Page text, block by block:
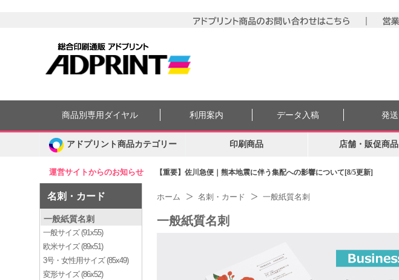
運営サイトからのお知らせ 【重要】佐川急便｜熊本地震に伴う集配への影響について[8/5更新]
商品別専用ダイヤル 利用案内 データ入稿 発送
アドプリント商品カテゴリー 印刷商品 店舗・販促商品
名刺・カード
一般紙質名刺
一般サイズ (91x55)
欧米サイズ (89x51)
3号・女性用サイズ (85x49)
変形サイズ (86x52)
ホーム 名刺・カード 一般紙質名刺
一般紙質名刺